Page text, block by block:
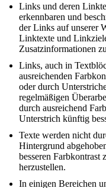
Links und deren
erkennbaren und
der Links auf unserer
Linktexte und
Zusatzinformationen
Links, auch in
ausreichenden
oder durch
regelmäßigen
durch ausreichend
Unterstrich künftig
Texte werden nicht
Hintergrund
besseren
herzustellen.
In einigen Bereichen